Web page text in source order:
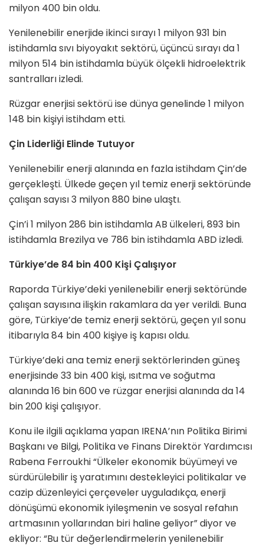
milyon 400 bin oldu.
Yenilenebilir enerjide ikinci sırayı 1 milyon 931 bin
istihdamla sıvı biyoyakıt sektörü, üçüncü sırayı da 1
milyon 514 bin istihdamla büyük ölçekli hidroelektrik
santralları izledi.
Rüzgar enerjisi sektörü ise dünya genelinde 1 milyon
148 bin kişiyi istihdam etti.
Çin Liderliği Elinde Tutuyor
Yenilenebilir enerji alanında en fazla istihdam Çin’de
gerçekleşti. Ülkede geçen yıl temiz enerji sektöründe
çalışan sayısı 3 milyon 880 bine ulaştı.
Çin’i 1 milyon 286 bin istihdamla AB ülkeleri, 893 bin
istihdamla Brezilya ve 786 bin istihdamla ABD izledi.
Türkiye’de 84 bin 400 Kişi Çalışıyor
Raporda Türkiye’deki yenilenebilir enerji sektöründe
çalışan sayısına ilişkin rakamlara da yer verildi. Buna
göre, Türkiye’de temiz enerji sektörü, geçen yıl sonu
itibarıyla 84 bin 400 kişiye iş kapısı oldu.
Türkiye’deki ana temiz enerji sektörlerinden güneş
enerjisinde 33 bin 400 kişi, ısıtma ve soğutma
alanında 16 bin 600 ve rüzgar enerjisi alanında da 14
bin 200 kişi çalışıyor.
Konu ile ilgili açıklama yapan IRENA’nın Politika Birimi
Başkanı ve Bilgi, Politika ve Finans Direktör Yardımcısı
Rabena Ferroukhi “Ülkeler ekonomik büyümeyi ve
sürdürülebilir iş yaratımını destekleyici politikalar ve
cazip düzenleyici çerçeveler uyguladıkça, enerji
dönüşümü ekonomik iyileşmenin ve sosyal refahın
artmasının yollarından biri haline geliyor” diyor ve
ekliyor: “Bu tür değerlendirmelerin yenilenebilir